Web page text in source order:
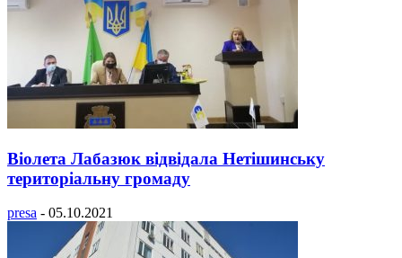
Віолета Лабазюк відвідала Нетішинську
територіальну громаду
presa - 05.10.2021